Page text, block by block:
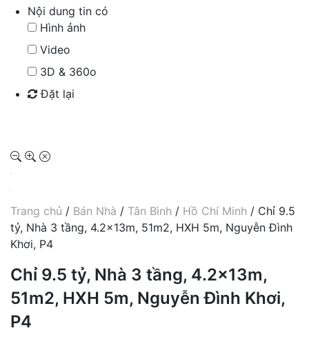
Nội dung tin có
Hình ảnh
Video
3D & 360o
Đặt lại
Trang chủ / Bán Nhà / Tân Bình / Hồ Chí Minh / Chỉ 9.5
tỷ, Nhà 3 tầng, 4.2x13m, 51m2, HXH 5m, Nguyễn Đình
Khơi, P4
Chỉ 9.5 tỷ, Nhà 3 tầng, 4.2x13m,
51m2, HXH 5m, Nguyễn Đình Khơi,
P4